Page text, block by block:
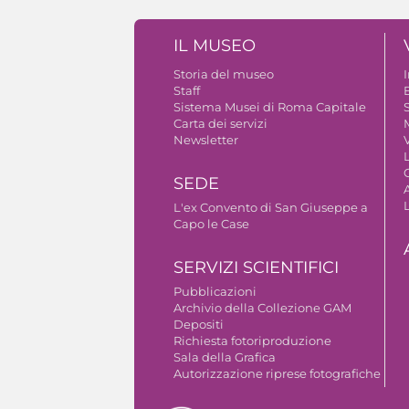
IL MUSEO
Storia del museo
Staff
Sistema Musei di Roma Capitale
Carta dei servizi
Newsletter
SEDE
L'ex Convento di San Giuseppe a
Capo le Case
SERVIZI SCIENTIFICI
Pubblicazioni
Archivio della Collezione GAM
Depositi
Richiesta fotoriproduzione
Sala della Grafica
Autorizzazione riprese fotografiche